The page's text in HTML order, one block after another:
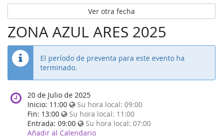
Ver otra fecha
ZONA AZUL ARES 2025
El período de preventa para este evento ha
terminado.
When
does
the
event
happen?
20 de Julio de 2025
Inicio: 11:00 Su hora local: 09:00
Fin: 13:00 Su hora local: 11:00
Entrada: 09:00 Su hora local: 07:00
Añadir al Calendario